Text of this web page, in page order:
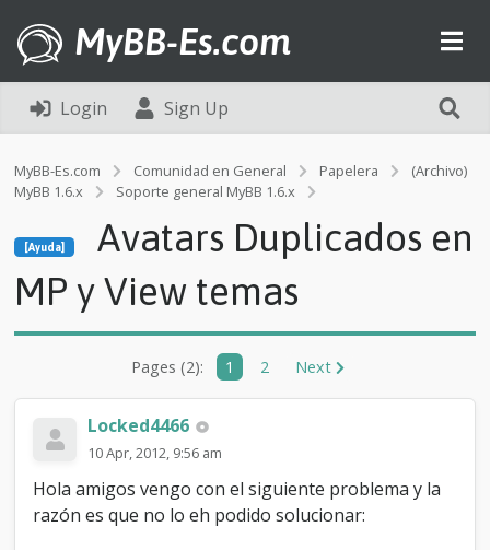
MyBB-Es.com
Login Sign Up
MyBB-Es.com Comunidad en General Papelera
(Archivo)
MyBB 1.6.x
Soporte general MyBB 1.6.x
A
v
r
D
u
c
a
d
[Ayuda]
Avatars Duplicados en
MP y View temas
Pages (2): 1 2 Next
Locked4466
10 Apr, 2012, 9:56 am
Hola amigos vengo con el siguiente problema y la
razón es que no lo eh podido solucionar: